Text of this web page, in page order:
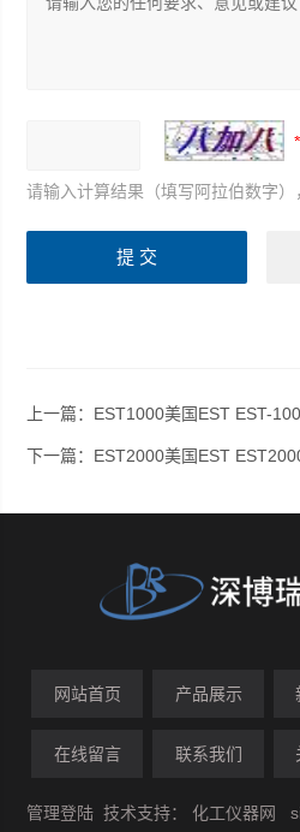
请输入计算结果（填写阿拉伯数字
上一篇： EST1000美国EST EST-
下一篇： EST2000美国EST
网站首页 产品展示
在线留言 联系我们
管理登陆 技术支持：化工仪器网